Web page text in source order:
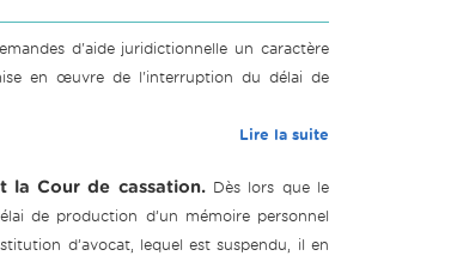
d'aide juridictionnelle un caractère
en œuvre de l'interruption du délai de
Lire la suite
la Cour de cassation. Dès lors que le
de production d’un mémoire personnel
d’avocat, lequel est suspendu, il en